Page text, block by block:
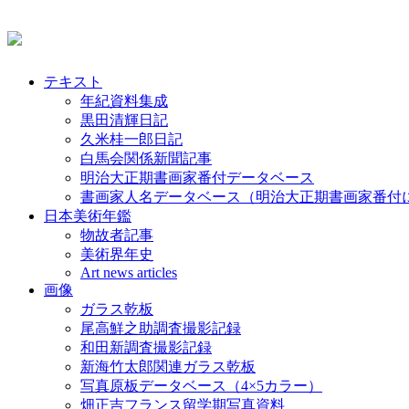
テキスト
年紀資料集成
黒田清輝日記
久米桂一郎日記
白馬会関係新聞記事
明治大正期書画家番付データベース
書画家人名データベース（明治大正期書画家番付
日本美術年鑑
物故者記事
美術界年史
Art news articles
画像
ガラス乾板
尾高鮮之助調査撮影記録
和田新調査撮影記録
新海竹太郎関連ガラス乾板
写真原板データベース（4×5カラー）
畑正吉フランス留学期写真資料